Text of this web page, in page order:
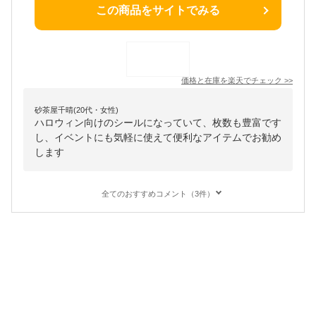
この商品をサイトでみる
価格と在庫を楽天でチェック >>
砂茶屋千晴(20代・女性)
ハロウィン向けのシールになっていて、枚数も豊富です
し、イベントにも気軽に使えて便利なアイテムでお勧め
します
全てのおすすめコメント（3件）